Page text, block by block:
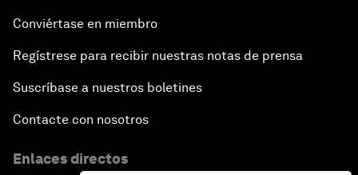
Conviértase en miembro
Regístrese para recibir nuestras notas de prensa
Suscríbase a nuestros boletines
Contacte con nosotros
Enlaces directos